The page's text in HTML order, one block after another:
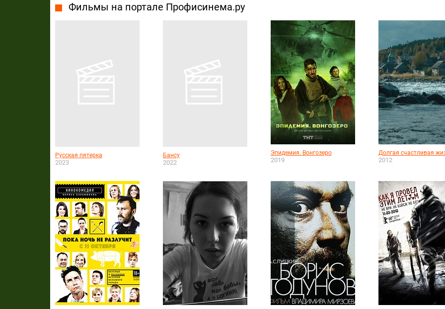
Фильмы на портале Профисинема.ру
Русская пятерка
2023
Бансу
2022
Эпидемия. Вонгозеро
2019
Долгая счастливая
2012